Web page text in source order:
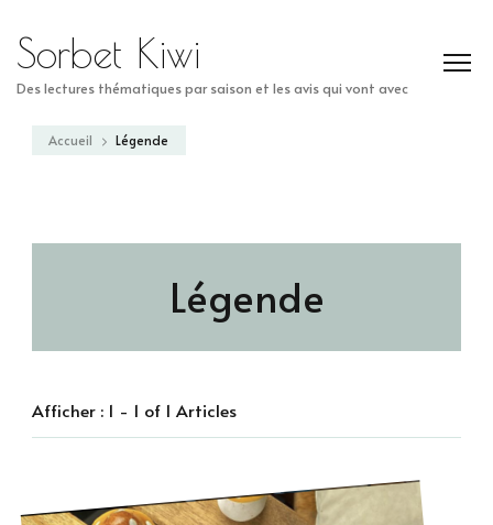
Sorbet Kiwi
Des lectures thématiques par saison et les avis qui vont avec
Accueil Légende
Légende
Afficher : 1 - 1 of 1 Articles